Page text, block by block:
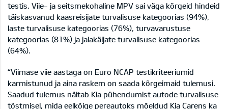
testis. Viie- ja seitsmekohaline MPV sai väga kõrgeid hindeid
täiskasvanud kaasreisijate turvalisuse kategoorias (94%),
laste turvalisuse kategoorias (76%), turvavarustuse
kategoorias (81%) ja jalakäijate turvalisuse kategoorias
(64%).
“Viimase viie aastaga on Euro NCAP testikriteeriumid
karmistunud ja aina raskem on saada kõrgeimaid tulemusi.
Saadud tulemus näitab Kia pühendumist autode turvalisuse
tõstmisel, mida eelkõige pereautoks mõeldud Kia Carens ka